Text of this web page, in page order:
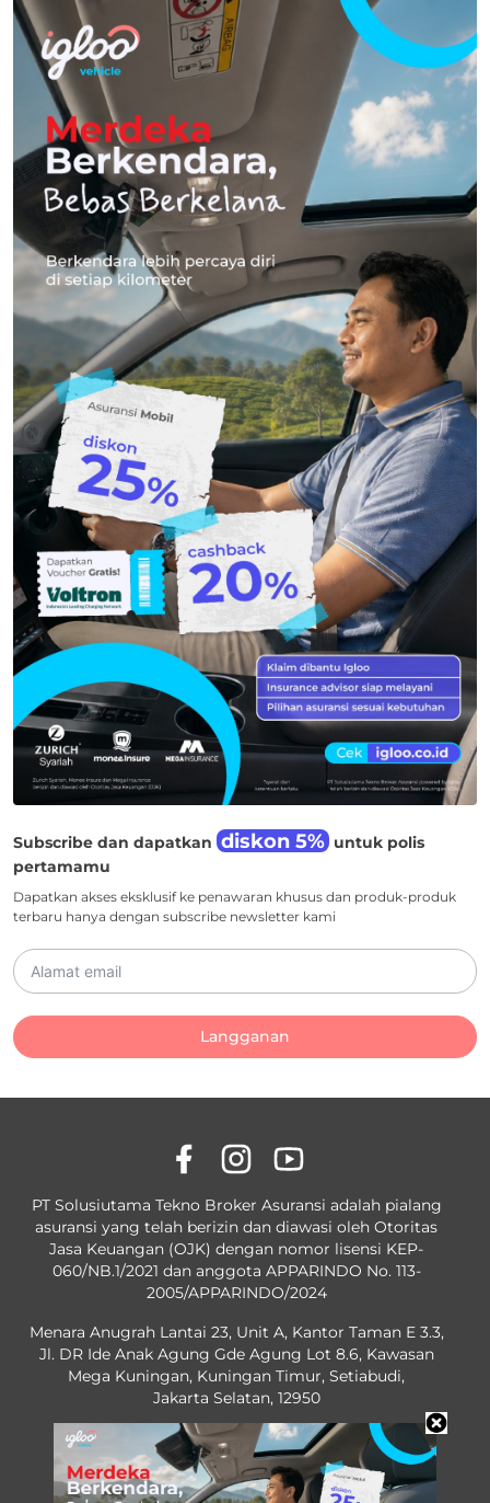
Subscribe dan dapatkan diskon 5% untuk polis
pertamamu
Dapatkan akses eksklusif ke penawaran khusus dan produk-produk
terbaru hanya dengan subscribe newsletter kami
Langganan
PT Solusiutama Tekno Broker Asuransi adalah pialang
asuransi yang telah berizin dan diawasi oleh Otoritas
Jasa Keuangan (OJK) dengan nomor lisensi KEP-
060/NB.1/2021 dan anggota APPARINDO No. 113-
2005/APPARINDO/2024
Menara Anugrah Lantai 23, Unit A, Kantor Taman E 3.3,
Jl. DR Ide Anak Agung Gde Agung Lot 8.6, Kawasan
Mega Kuningan, Kuningan Timur, Setiabudi,
Jakarta Selatan, 12950
OJK License No. KEP-60/NB.1/2021No. 113-2005/APPARINDO/2024